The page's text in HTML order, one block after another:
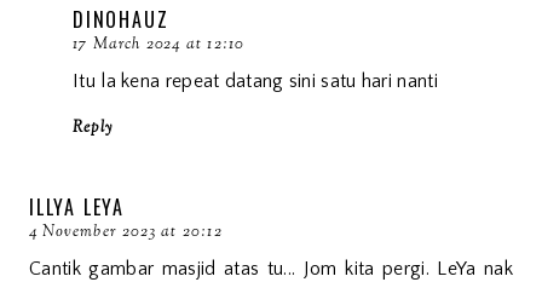
DINOHAUZ
17 March 2024 at 12:10
Itu la kena repeat datang sini satu hari nanti
Reply
ILLYA LEYA
4 November 2023 at 20:12
Cantik gambar masjid atas tu... Jom kita pergi. LeYa nak